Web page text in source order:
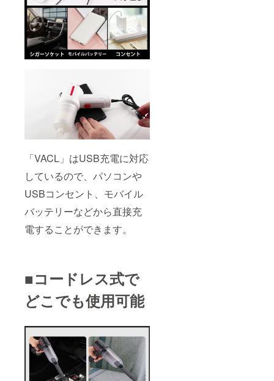
「VACL」はUSB充電に対応
しているので、パソコンや
USBコンセント、モバイル
バッテリーなどから直接充
電することができます。
■コードレス式で
どこでも使用可能